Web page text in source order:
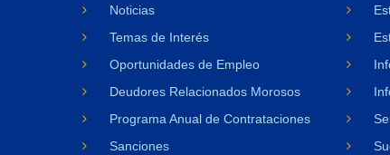
Noticias
Temas de Interés
Oportunidades de Empleo
Deudores Relacionados Morosos
Programa Anual de Contrataciones
Sanciones